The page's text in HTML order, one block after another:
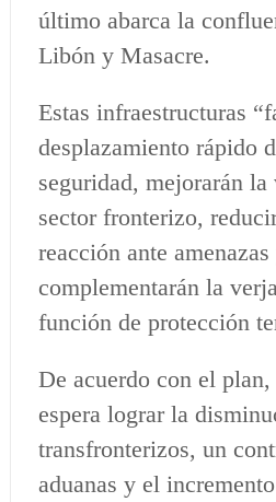
último abarca la
Libón y Masacre.
Estas infraestructuras
desplazamiento rápido
seguridad, mejorarán
sector fronterizo,
reacción ante
complementarán la
función de protección
De acuerdo con el
espera lograr la
transfronterizos, un
aduanas y el